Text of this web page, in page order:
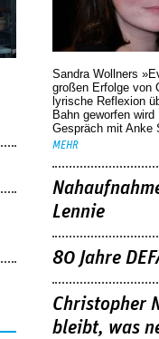
Sandra Wollners
großen Erfolge von
lyrische Reflexion
Bahn geworfen
Gespräch mit Anke
MEHR
Lennie
80 Jahre
Christopher
bleibt, was